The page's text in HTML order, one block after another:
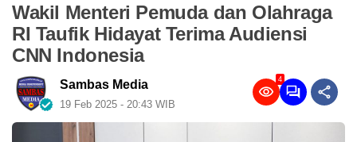
Wakil Menteri Pemuda dan Olahraga
RI Taufik Hidayat Terima Audiensi
CNN Indonesia
Sambas Media
19 Feb 2025 - 20:43 WIB
4